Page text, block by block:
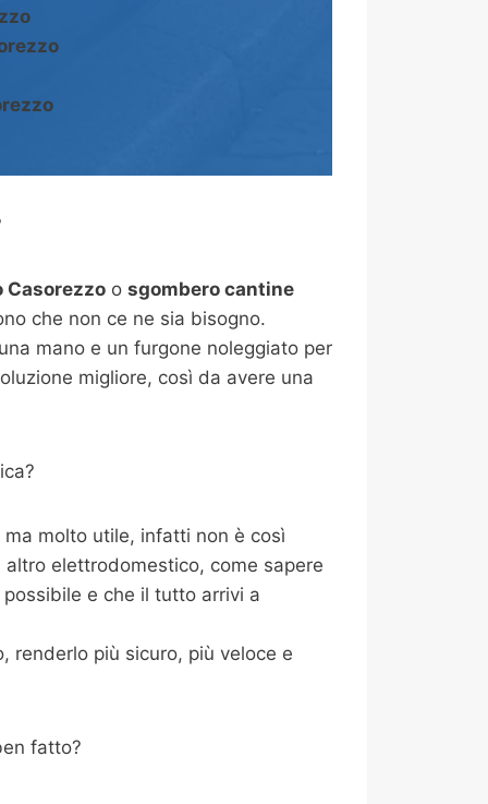
Casorezzo o sgombero cantine
che non ce ne sia bisogno.
mano e un furgone noleggiato per
migliore, così da avere una
molto utile, infatti non è così
elettrodomestico, come sapere
e che il tutto arrivi a
renderlo più sicuro, più veloce e
fatto?